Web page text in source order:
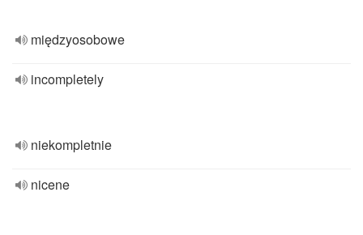
międzyosobowe
incompletely
niekompletnie
nicene